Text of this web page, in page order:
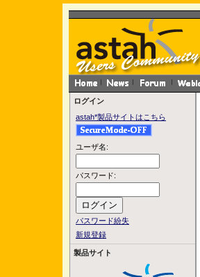
ログイン
astah*製品サイトはこちら
ユーザ名:
パスワード:
パスワード紛失
新規登録
製品サイト